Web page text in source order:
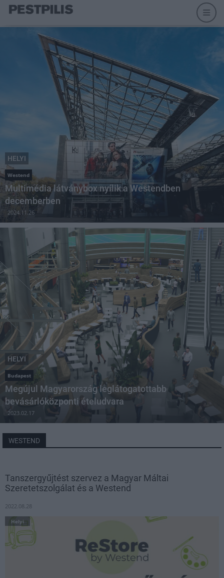
HELYI
Westend
Multimédia látványbox nyílik a Westendben
decemberben
2024.11.26
HELYI
Budapest
Megújul Magyarország leglátogatottabb
bevásárlóközponti ételudvara
2023.02.17
WESTEND
Tanszergyűjtést szervez a Magyar Máltai
Szeretetszolgálat és a Westend
2022.08.28
Helyi